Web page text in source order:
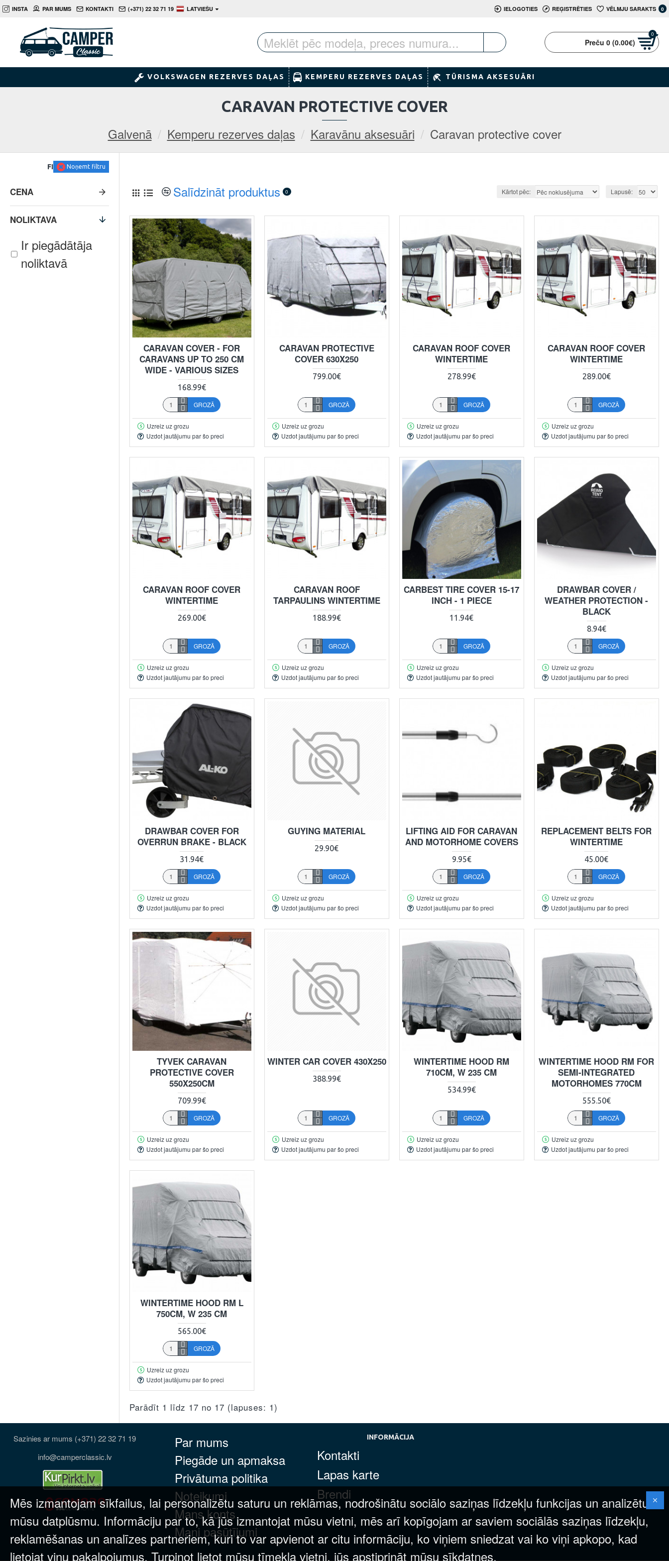
INSTA PAR MUMS KONTAKTI (+371) 22 32 71 19 LATVIEŠU IELOGOTIES REĢISTRĒTIES VĒLMJU SARAKTS 0
Preču 0 (0.00€)
0
VOLKSWAGEN REZERVES DAĻAS KEMPERU REZERVES DAĻAS TŪRISMA AKSESUĀRI
Galvenā Kemperu rezerves daļas Karavānu aksesuāri Caravan protective cover
CARAVAN PROTECTIVE COVER
FILTRSNoņemt filtru
CENA
NOLIKTAVA
Ir piegādātāja
noliktavā
Salīdzināt produktus 0 Kārtot pēc: Lapusē:
CARAVAN COVER - FOR
CARAVANS UP TO 250 CM
WIDE - VARIOUS SIZES
168.99€
GROZĀ
Uzreiz uz grozu
Uzdot jautājumu par šo preci
CARAVAN PROTECTIVE
COVER 630X250
799.00€
GROZĀ
Uzreiz uz grozu
Uzdot jautājumu par šo preci
CARAVAN ROOF COVER
WINTERTIME
278.99€
GROZĀ
Uzreiz uz grozu
Uzdot jautājumu par šo preci
CARAVAN ROOF COVER
WINTERTIME
289.00€
GROZĀ
Uzreiz uz grozu
Uzdot jautājumu par šo preci
CARAVAN ROOF COVER
WINTERTIME
269.00€
GROZĀ
Uzreiz uz grozu
Uzdot jautājumu par šo preci
CARAVAN ROOF
TARPAULINS WINTERTIME
188.99€
GROZĀ
Uzreiz uz grozu
Uzdot jautājumu par šo preci
CARBEST TIRE COVER 15-17
INCH - 1 PIECE
11.94€
GROZĀ
Uzreiz uz grozu
Uzdot jautājumu par šo preci
DRAWBAR COVER /
WEATHER PROTECTION -
BLACK
8.94€
GROZĀ
Uzreiz uz grozu
Uzdot jautājumu par šo preci
DRAWBAR COVER FOR
OVERRUN BRAKE - BLACK
31.94€
GROZĀ
Uzreiz uz grozu
Uzdot jautājumu par šo preci
GUYING MATERIAL
29.90€
GROZĀ
Uzreiz uz grozu
Uzdot jautājumu par šo preci
LIFTING AID FOR CARAVAN
AND MOTORHOME COVERS
9.95€
GROZĀ
Uzreiz uz grozu
Uzdot jautājumu par šo preci
REPLACEMENT BELTS FOR
WINTERTIME
45.00€
GROZĀ
Uzreiz uz grozu
Uzdot jautājumu par šo preci
TYVEK CARAVAN
PROTECTIVE COVER
550X250CM
709.99€
GROZĀ
Uzreiz uz grozu
Uzdot jautājumu par šo preci
WINTER CAR COVER 430X250
388.99€
GROZĀ
Uzreiz uz grozu
Uzdot jautājumu par šo preci
WINTERTIME HOOD RM
710CM, W 235 CM
534.99€
GROZĀ
Uzreiz uz grozu
Uzdot jautājumu par šo preci
WINTERTIME HOOD RM FOR
SEMI-INTEGRATED
MOTORHOMES 770CM
555.50€
GROZĀ
Uzreiz uz grozu
Uzdot jautājumu par šo preci
WINTERTIME HOOD RM L
750CM, W 235 CM
565.00€
GROZĀ
Uzreiz uz grozu
Uzdot jautājumu par šo preci
Parādīt 1 līdz 17 no 17 (lapuses: 1)
Sazinies ar mums (+371) 22 32 71 19
info@camperclassic.lv
Par mums
Piegāde un apmaksa
Privātuma politika
Noteikumi
Mans konts
Mani pasūtījumi
INFORMĀCIJA
Kontakti
Lapas karte
Brendi
Mēs izmantojam sīkfailus, lai personalizētu saturu un reklāmas, nodrošinātu sociālo saziņas līdzekļu funkcijas un analizētu
mūsu datplūsmu. Informāciju par to, kā jūs izmantojat mūsu vietni, mēs arī kopīgojam ar saviem sociālās saziņas līdzekļu,
reklamēšanas un analīzes partneriem, kuri to var apvienot ar citu informāciju, ko viņiem sniedzat vai ko viņi apkopo, kad
lietojat viņu pakalpojumus. Turpinot lietot mūsu tīmekļa vietni, jūs apstiprināt mūsu sīkdatnes.